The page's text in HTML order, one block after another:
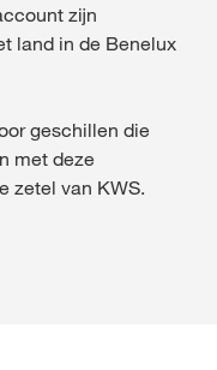
zijn
land in de Benelux
geschillen die
met deze
zetel van KWS.